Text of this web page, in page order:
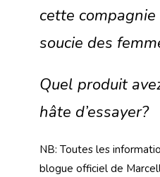
cette compagnie
soucie des
Quel produit
hâte d’essayer?
NB: Toutes les
blogue officiel de